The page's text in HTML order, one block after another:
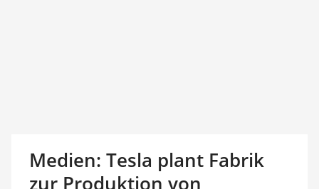
Medien: Tesla plant Fabrik
zur Produktion von